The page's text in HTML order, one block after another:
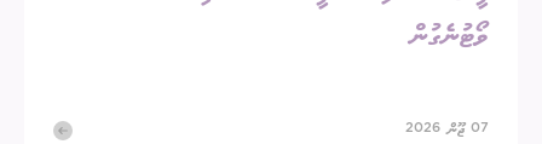
ވޯޓުނެގުން
07 ޖޫން 2026